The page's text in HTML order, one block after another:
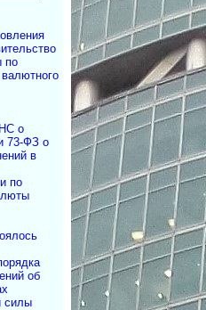
по
о
73-ФЗ о
в
по
об
силы